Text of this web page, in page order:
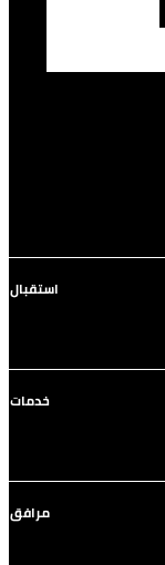
استقبال
خدمات
مرافق